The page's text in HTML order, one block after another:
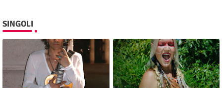
SINGOLI